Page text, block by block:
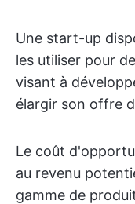
Une start-up
les utiliser pour
visant à
élargir son offre
Le coût
au revenu
gamme de